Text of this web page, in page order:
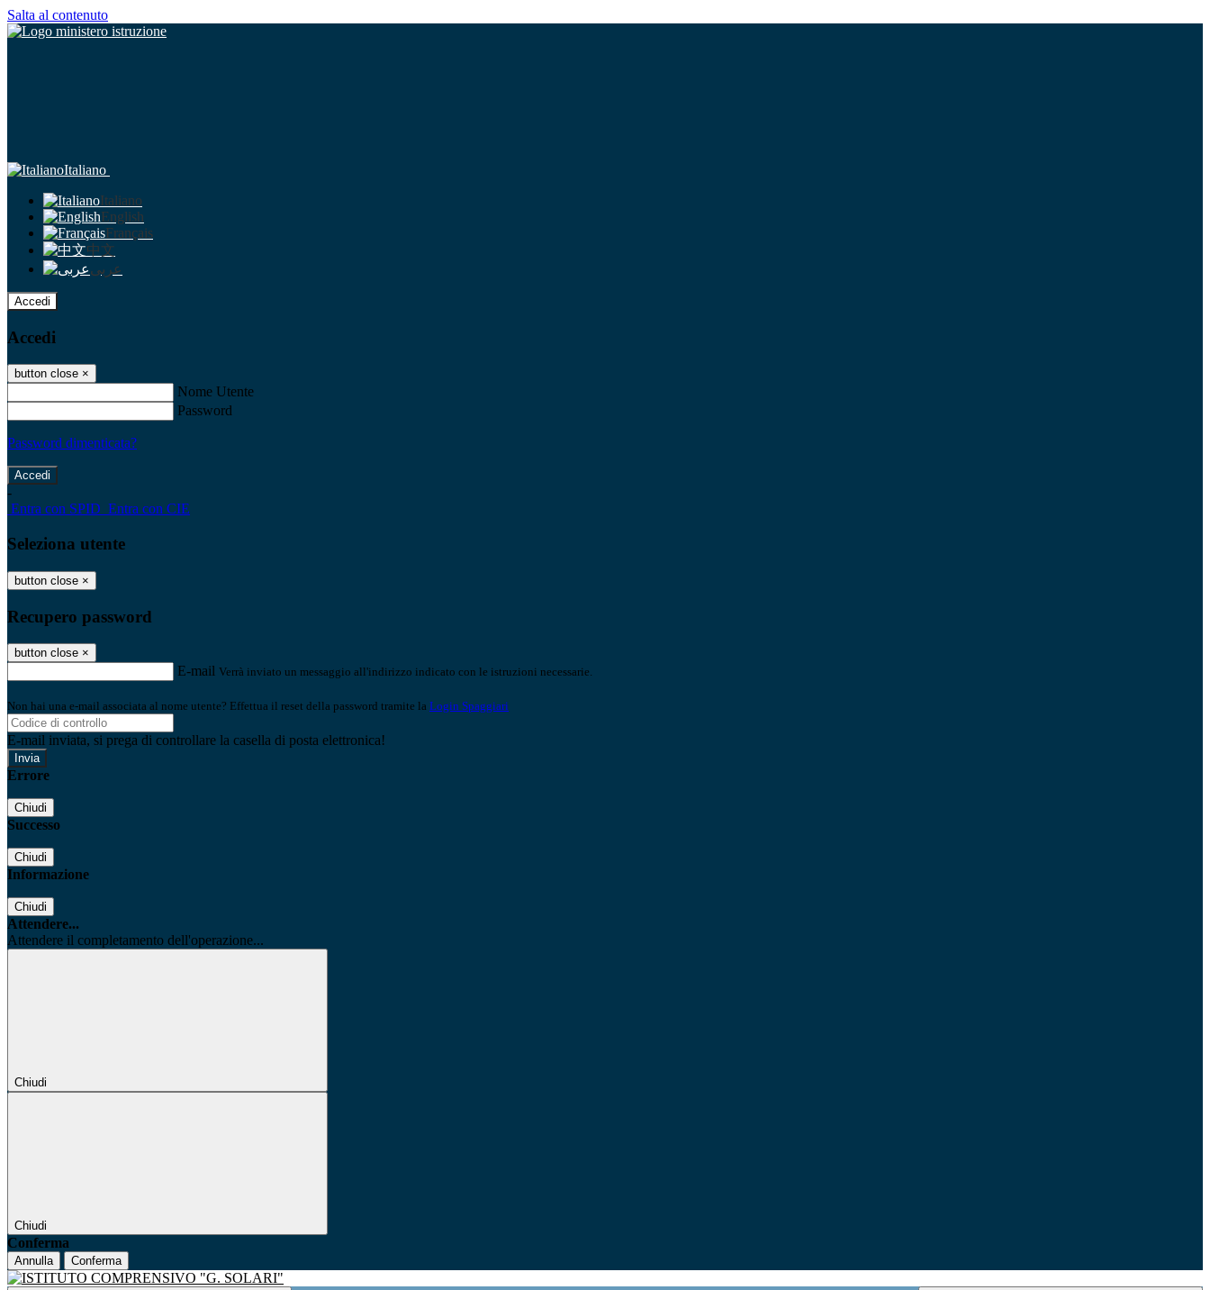
Salta al contenuto
Italiano
Italiano
English
Français
中文
عربى
Accedi
Accedi
button close ×
Nome Utente
Password
Password dimenticata?
-
Entra con SPID Entra con CIE
Seleziona utente
button close ×
Recupero password
button close ×
E-mail Verrà inviato un messaggio all'indirizzo indicato con le istruzioni necessarie.
Non hai una e-mail associata al nome utente? Effettua il reset della password tramite la Login Spaggiari
E-mail inviata, si prega di controllare la casella di posta elettronica!
Errore
Chiudi
Successo
Chiudi
Informazione
Chiudi
Attendere...
Attendere il completamento dell'operazione...
Chiudi
Chiudi
Conferma
Annulla Conferma